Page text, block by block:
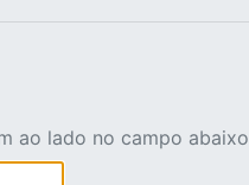
ao lado no campo abaixo